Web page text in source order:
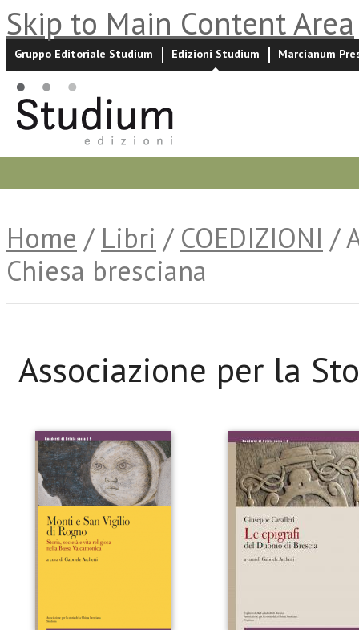
Skip to Main Content Area
Gruppo Editoriale Studium Edizioni Studium Marcianum
Home / Libri / COEDIZIONI /
Chiesa bresciana
Associazione per la